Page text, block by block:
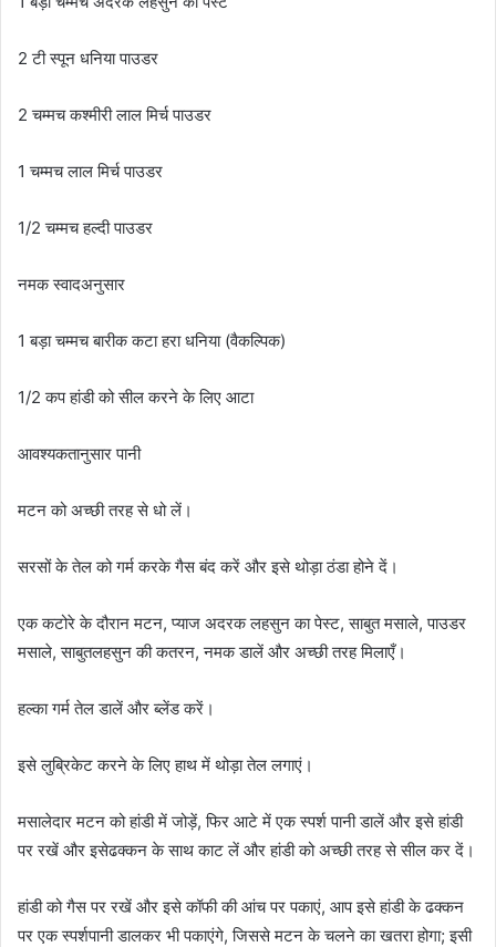
2टी स्पून धनिया पाउडर
2चम्मच कश्मीरी लाल मिर्च पाउडर
1चम्मच लाल मिर्च पाउडर
1/2चम्मच हल्दी पाउडर
नमक स्वादअनुसार
1बड़ा चम्मच बारीक कटा हरा धनिया(वैकल्पिक)
1/2कप हांडी को सील करने के लिए आटा
आवश्यकतानुसार पानी
मटन को अच्छी तरह से धो लें।
सरसों के तेल को गर्म करके गैस बंद करें और इसे थोड़ा ठंडा होने दें।
एक कटोरे के दौरान मटन,प्याज अदरक लहसुन का पेस्ट,साबुत मसाले,पाउडर
मसाले,साबुतलहसुन की कतरन,नमक डालें और अच्छी तरह मिलाएँ।
हल्का गर्म तेल डालें और ब्लेंड करें।
इसे लुब्रिकेट करने के लिए हाथ में थोड़ा तेल लगाएं।
मसालेदार मटन को हांडी में जोड़ें,फिर आटे में एक स्पर्श पानी डालें और इसे हांडी
पर रखें और इसेढक्कन के साथ काट लें और हांडी को अच्छी तरह से सील कर दें।
हांडी को गैस पर रखें और इसे कॉफी की आंच पर पकाएं, आप इसे हांडी के ढक्कन
पर एक स्पर्शपानी डालकर भी पकाएंगे,जिससे मटन के चलने का खतरा होगा;इसी